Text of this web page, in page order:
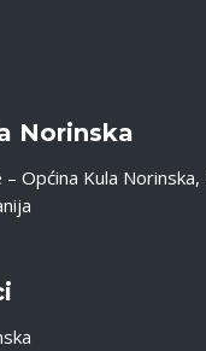
Norinska
Općina Kula